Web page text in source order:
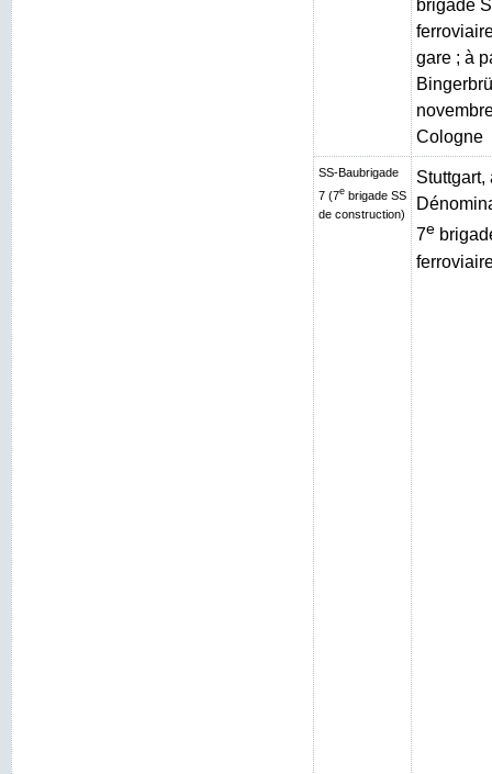
brigade
gare ; à
Cologne
SS-Baubrigade
7 (7e brigade SS
de construction)
Stuttgart,
7e